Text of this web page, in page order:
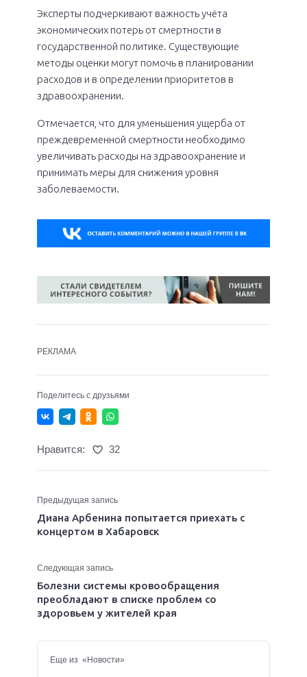
Эксперты подчеркивают важность учёта
экономических потерь от смертности в
государственной политике. Существующие
методы оценки могут помочь в планировании
расходов и в определении приоритетов в
здравоохранении.
Отмечается, что для уменьшения ущерба от
преждевременной смертности необходимо
увеличивать расходы на здравоохранение и
принимать меры для снижения уровня
заболеваемости.
РЕКЛАМА
Поделитесь с друзьями
Нравится: 32
Предыдущая запись
Диана Арбенина попытается приехать с
концертом в Хабаровск
Следующая запись
Болезни системы кровообращения
преобладают в списке проблем со
здоровьем у жителей края
Еще из «Новости»